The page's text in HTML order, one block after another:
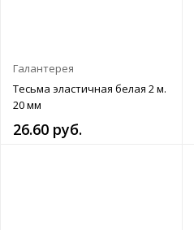
Галантерея
Тесьма эластичная белая 2 м.
20 мм
26.60 руб.